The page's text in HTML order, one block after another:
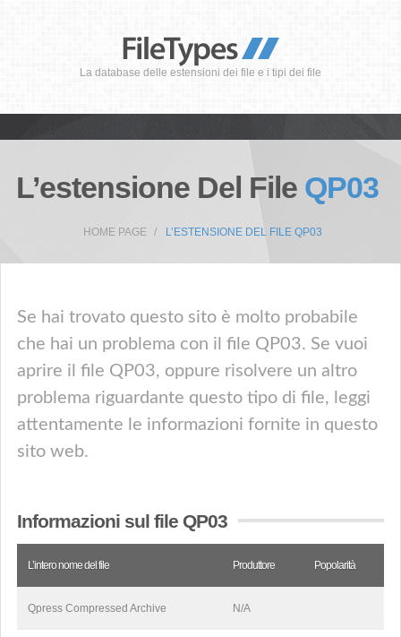
La database delle estensioni dei file e i tipi dei file
L’estensione Del File QP03
HOME PAGE L’ESTENSIONE DEL FILE QP03
Se hai trovato questo sito è molto probabile
che hai un problema con il file QP03. Se vuoi
aprire il file QP03, oppure risolvere un altro
problema riguardante questo tipo di file, leggi
attentamente le informazioni fornite in questo
sito web.
Informazioni sul file QP03
L’intero nome del file Produttore Popolarità
Qpress Compressed Archive N/A